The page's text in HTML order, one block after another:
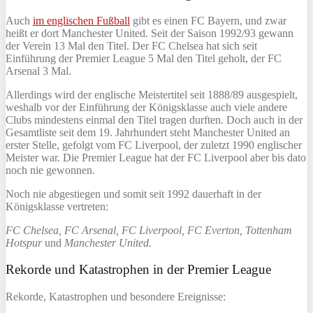
Auch im englischen Fußball gibt es einen FC Bayern, und zwar
heißt er dort Manchester United. Seit der Saison 1992/93 gewann
der Verein 13 Mal den Titel. Der FC Chelsea hat sich seit
Einführung der Premier League 5 Mal den Titel geholt, der FC
Arsenal 3 Mal.
Allerdings wird der englische Meistertitel seit 1888/89 ausgespielt,
weshalb vor der Einführung der Königsklasse auch viele andere
Clubs mindestens einmal den Titel tragen durften. Doch auch in der
Gesamtliste seit dem 19. Jahrhundert steht Manchester United an
erster Stelle, gefolgt vom FC Liverpool, der zuletzt 1990 englischer
Meister war. Die Premier League hat der FC Liverpool aber bis dato
noch nie gewonnen.
Noch nie abgestiegen und somit seit 1992 dauerhaft in der
Königsklasse vertreten:
FC Chelsea, FC Arsenal, FC Liverpool, FC Everton, Tottenham
Hotspurund Manchester United.
Rekorde und Katastrophen in der Premier League
Rekorde, Katastrophen und besondere Ereignisse: